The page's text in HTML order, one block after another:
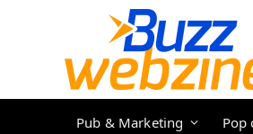
Pub & Marketing Pop